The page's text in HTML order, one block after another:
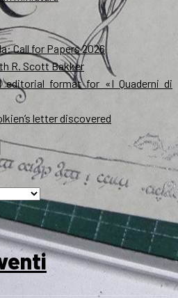
Call for Papers 2026
R. Scott Bakker
editorial format for «I Quaderni di
letter discovered